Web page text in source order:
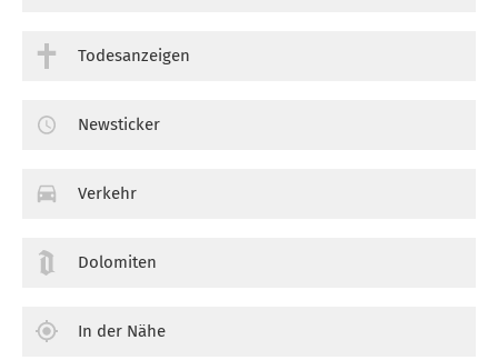
Todesanzeigen
Newsticker
Verkehr
Dolomiten
In der Nähe